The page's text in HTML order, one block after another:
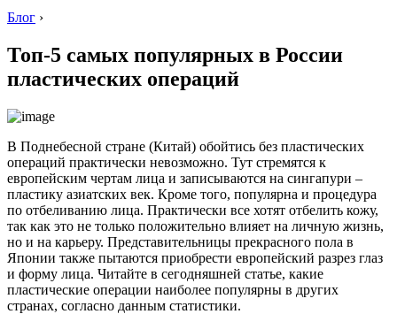
Блог ›
Топ-5 самых популярных в России
пластических операций
В Поднебесной стране (Китай) обойтись без пластических
операций практически невозможно. Тут стремятся к
европейским чертам лица и записываются на сингапури –
пластику азиатских век. Кроме того, популярна и процедура
по отбеливанию лица. Практически все хотят отбелить кожу,
так как это не только положительно влияет на личную жизнь,
но и на карьеру. Представительницы прекрасного пола в
Японии также пытаются приобрести европейский разрез глаз
и форму лица. Читайте в сегодняшней статье, какие
пластические операции наиболее популярны в других
странах, согласно данным статистики.